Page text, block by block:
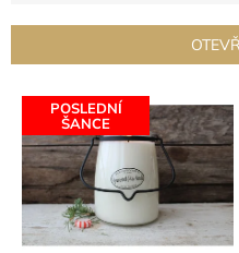
r
u
ů
V
p
p
POSLEDNÍ
ŠANCE